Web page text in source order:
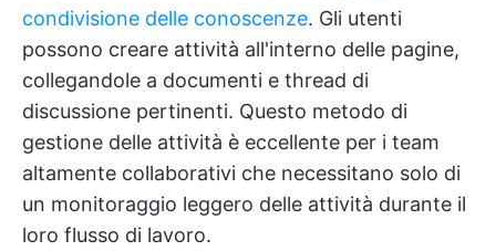
condivisione delle conoscenze. Gli utenti
possono creare attività all'interno delle pagine,
collegandole a documenti e thread di
discussione pertinenti. Questo metodo di
gestione delle attività è eccellente per i team
altamente collaborativi che necessitano solo di
un monitoraggio leggero delle attività durante il
loro flusso di lavoro.